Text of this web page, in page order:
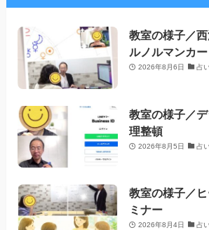
教室の様子／
ルノルマンカ
2026年8月6日 占
教室の様子／
理整頓
2026年8月5日 占
教室の様子／
ミナー
2026年8月4日 占